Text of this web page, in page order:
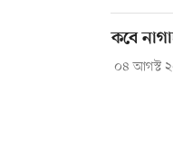
কবে
০৪ আগস্ট